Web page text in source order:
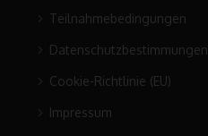
Teilnahmebedingungen
Datenschutzbestimmungen
Cookie-Richtlinie (EU)
Impressum